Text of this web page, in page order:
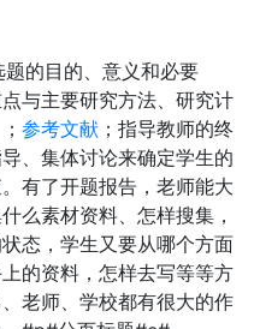
的目的、意义和必要
与主要研究方法、研究计
参考文献 ；指导教师的终
、集体讨论来确定学生的
有了开题报告，老师能大
么素材资料、怎样搜集，
态，学生又要从哪个方面
的资料，怎样去写等等方
老师、学校都有很大的作